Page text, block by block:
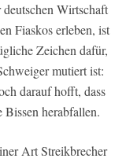
Wirtschaft
Fiaskos erleben, ist
Zeichen dafür,
mutiert ist:
darauf hofft, dass
herabfallen.
Art Streikbrecher